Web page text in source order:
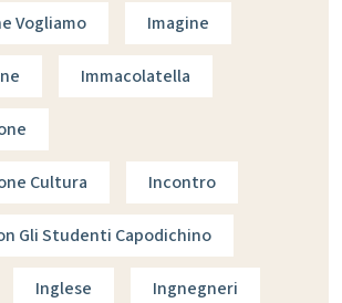
Vogliamo Imagine
Immacolatella
Cultura Incontro
Gli Studenti Capodichino
Inglese Ingnegneri